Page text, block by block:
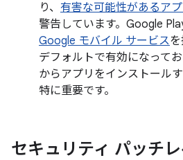
り、 有害な可能性があるアプ
警告しています。Google
Google モバイル サービス
デフォルトで有効になって
からアプリをインストール
特に重要です。
セキュリティ パッチ